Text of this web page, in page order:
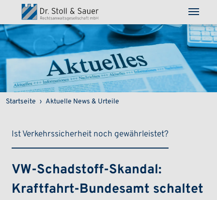
Direkt zum Inhalt
Pfadnavigation
Startseite Aktuelle News & Urteile
Ist Verkehrssicherheit noch gewährleistet?
VW-Schadstoff-Skandal:
Kraftfahrt-Bundesamt schaltet